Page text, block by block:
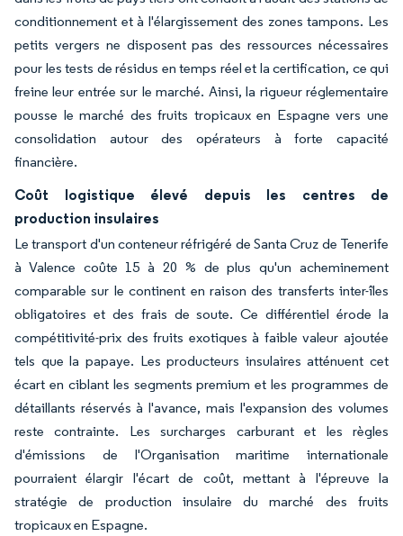
conditionnement et à l'élargissement des zones tampons. Les
petits vergers ne disposent pas des ressources nécessaires
pour les tests de résidus en temps réel et la certification, ce qui
freine leur entrée sur le marché. Ainsi, la rigueur réglementaire
pousse le marché des fruits tropicaux en Espagne vers une
consolidation autour des opérateurs à forte capacité
financière.
Coût logistique élevé depuis les centres de
production insulaires
Le transport d'un conteneur réfrigéré de Santa Cruz de Tenerife
à Valence coûte 15 à 20 % de plus qu'un acheminement
comparable sur le continent en raison des transferts inter-îles
obligatoires et des frais de soute. Ce différentiel érode la
compétitivité-prix des fruits exotiques à faible valeur ajoutée
tels que la papaye. Les producteurs insulaires atténuent cet
écart en ciblant les segments premium et les programmes de
détaillants réservés à l'avance, mais l'expansion des volumes
reste contrainte. Les surcharges carburant et les règles
d'émissions de l'Organisation maritime internationale
pourraient élargir l'écart de coût, mettant à l'épreuve la
stratégie de production insulaire du marché des fruits
tropicaux en Espagne.